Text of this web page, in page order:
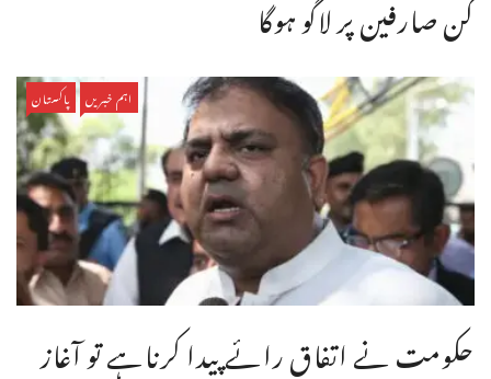
کن صارفین پر لاگو ہوگا
اہم خبریں پاکستان
حکومت نے اتفاق رائے پیدا کرناہے تو آغاز